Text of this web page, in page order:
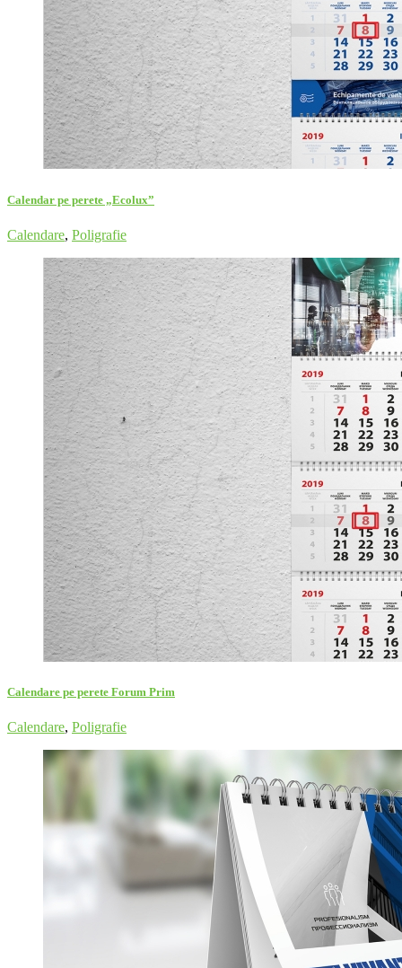
Calendar pe perete „Ecolux”
Calendare, Poligrafie
Calendare pe perete Forum Prim
Calendare, Poligrafie